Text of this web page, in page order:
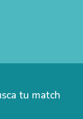
tu match